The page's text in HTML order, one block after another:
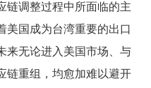
链调整过程中所面临的主
美国成为台湾重要的出口
来无论进入美国市场、与
链重组，均愈加难以避开